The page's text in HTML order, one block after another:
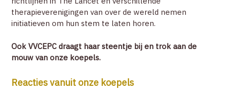
therapieverenigingen van over de wereld nemen
initiatieven om hun stem te laten horen.
Ook VVCEPC draagt haar steentje bij en trok aan de
mouw van onze koepels.
Reacties vanuit onze koepels